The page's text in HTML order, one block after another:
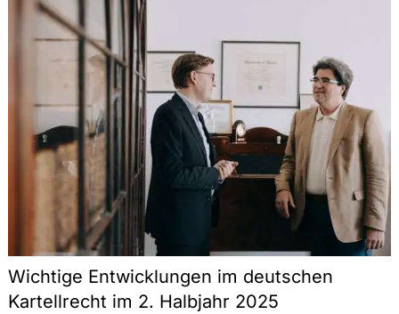
Wichtige Entwicklungen im deutschen
Kartellrecht im 2. Halbjahr 2025